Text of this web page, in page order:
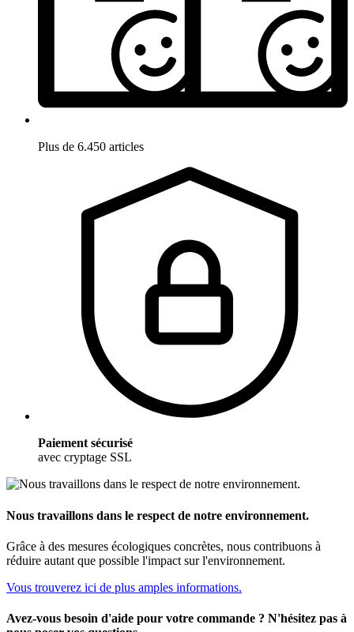
Plus de 6.450 articles
Paiement sécurisé
avec cryptage SSL
Nous travaillons dans le respect de notre environnement.
Grâce à des mesures écologiques concrètes, nous contribuons à
réduire autant que possible l'impact sur l'environnement.
Vous trouverez ici de plus amples informations.
Avez-vous besoin d'aide pour votre commande ? N'hésitez pas à